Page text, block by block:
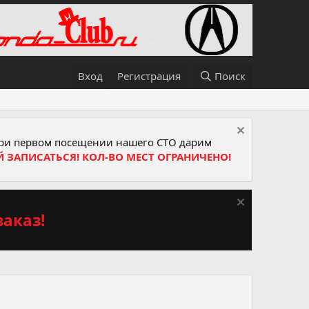
Вход Регистрация Поиск
первом посещении нашего СТО дарим
ЗАПИСАТЬСЯ! КОЛ-ВО МЕСТ ОГРАНИЧЕНО!